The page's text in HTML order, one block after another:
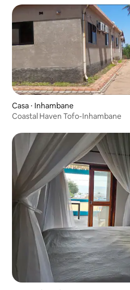
Casa ⋅ Inhambane
Coastal Haven Tofo-Inhambane